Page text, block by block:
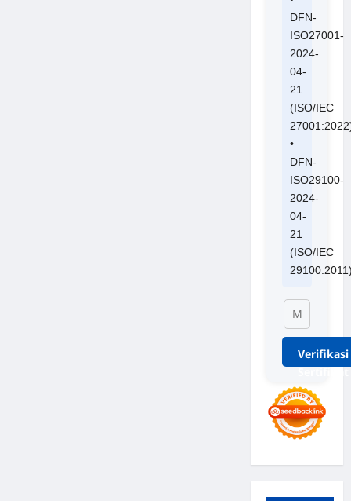
DFN-
ISO27001-
2024-
04-
21
(ISO/IEC
•
DFN-
ISO29100-
2024-
04-
21
(ISO/IEC
Verifikasi
Sertifikat